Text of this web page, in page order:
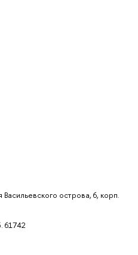
Васильевского острова, 6, корп.
61742